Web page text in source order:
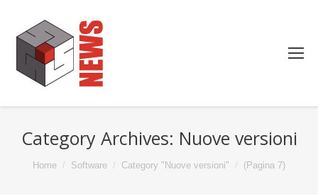
Category Archives: Nuove versioni
You are here:
Home Software Category "Nuove versioni" (Pagina 7)